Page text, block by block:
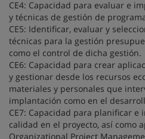
CE4: Capacidad para evaluar e
y técnicas de gestión de
CE5: Identificar, evaluar y
técnicas para la gestión
como el control de dicha gestión.
CE6: Capacidad para crear
y gestionar desde los recursos
materiales y personales que
implantación como en el
CE7: Capacidad para planificar e
calidad en el proyecto, así como
Organizational Project